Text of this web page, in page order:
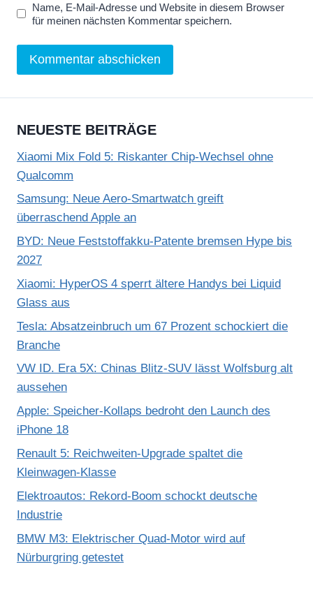
Name, E-Mail-Adresse und Website in diesem Browser
für meinen nächsten Kommentar speichern.
NEUESTE BEITRÄGE
Xiaomi Mix Fold 5: Riskanter Chip-Wechsel ohne
Qualcomm
Samsung: Neue Aero-Smartwatch greift
überraschend Apple an
BYD: Neue Feststoffakku-Patente bremsen Hype bis
2027
Xiaomi: HyperOS 4 sperrt ältere Handys bei Liquid
Glass aus
Tesla: Absatzeinbruch um 67 Prozent schockiert die
Branche
VW ID. Era 5X: Chinas Blitz-SUV lässt Wolfsburg alt
aussehen
Apple: Speicher-Kollaps bedroht den Launch des
iPhone 18
Renault 5: Reichweiten-Upgrade spaltet die
Kleinwagen-Klasse
Elektroautos: Rekord-Boom schockt deutsche
Industrie
BMW M3: Elektrischer Quad-Motor wird auf
Nürburgring getestet